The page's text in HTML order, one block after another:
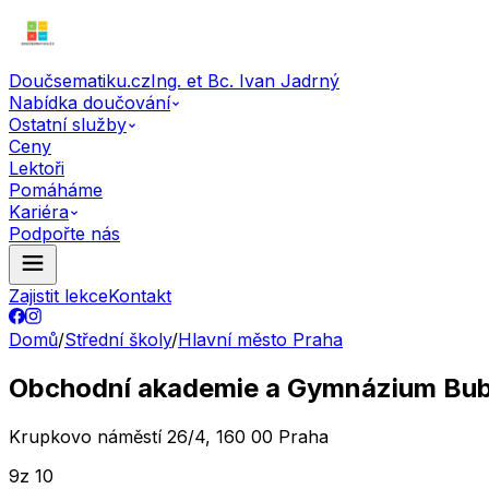
Doučsematiku.czIng. et Bc. Ivan Jadrný
Nabídka doučování
Ostatní služby
Ceny
Lektoři
Pomáháme
Kariéra
Podpořte nás
Zajistit lekceKontakt
Domů/Střední školy/Hlavní město Praha
Obchodní akademie a Gymnázium
Krupkovo náměstí 26/4, 160 00 Praha
9z 10